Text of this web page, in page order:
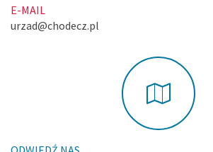
E-MAIL
urzad@chodecz.pl